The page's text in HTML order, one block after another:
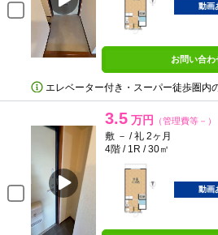
動画
お問い合わ
エレベーター付き・スーパー徒歩圏内
3.5 万円 （管理費等－）
敷 － / 礼 2ヶ月
4階 / 1R / 30㎡
動画